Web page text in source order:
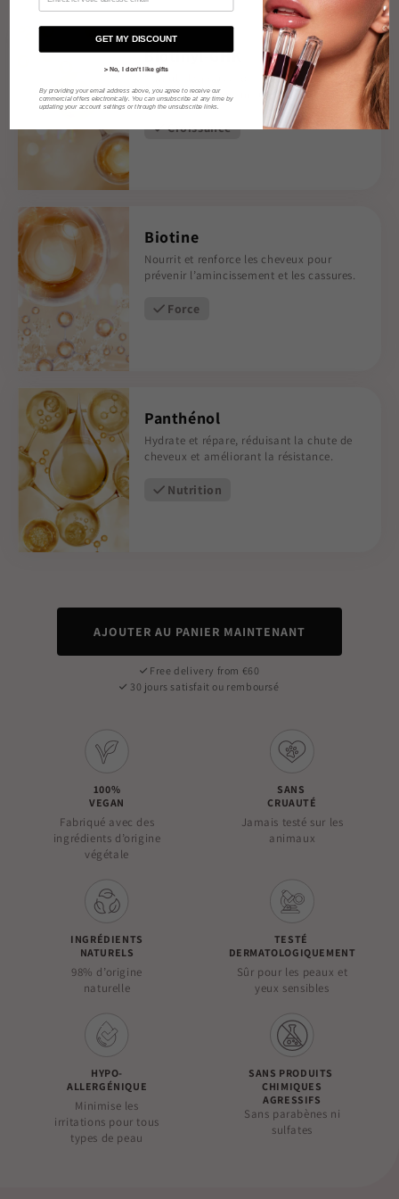
Biotinyl-GHK
Stimule la pousse des cheveux en
renforçant et en stimulant les follicules.
Croissance
Biotine
Nourrit et renforce les cheveux pour
prévenir l’amincissement et les cassures.
Force
Panthénol
Hydrate et répare, réduisant la chute de
cheveux et améliorant la résistance.
Nutrition
100%
VEGAN
Fabriqué avec des
ingrédients d’origine
végétale
SANS
CRUAUTÉ
Jamais testé sur les
animaux
INGRÉDIENTS
NATURELS
98% d’origine
naturelle
TESTÉ
DERMATOLOGIQUEMENT
Sûr pour les peaux et
yeux sensibles
HYPO-
ALLERGÉNIQUE
Minimise les
irritations pour tous
types de peau
SANS PRODUITS
CHIMIQUES
AGRESSIFS
Sans parabènes ni
sulfates
AJOUTER AU PANIER MAINTENANT
Free delivery from €60
30 jours satisfait ou remboursé
GET MY DISCOUNT
> No, I don't like gifts
By providing your email address above, you agree to receive our
commercial offers electronically. You can unsubscribe at any time by
updating your account settings or through the unsubscribe links.